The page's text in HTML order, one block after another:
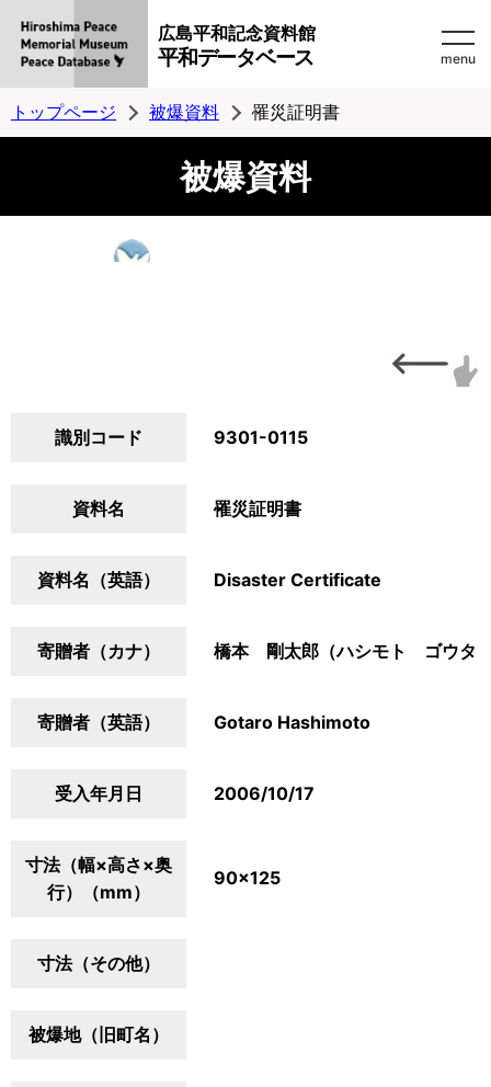
広島平和記念資料館
平和データベース menu
トップページ 被爆資料 罹災証明書
被爆資料
識別コード 9301-0115
資料名 罹災証明書
資料名（英語） Disaster Certificate
寄贈者（カナ） 橋本 剛太郎（ハシモト ゴウタ
寄贈者（英語） Gotaro Hashimoto
受入年月日 2006/10/17
寸法（幅×高さ×奥
行）（mm）
90×125
寸法（その他）
被爆地（旧町名）